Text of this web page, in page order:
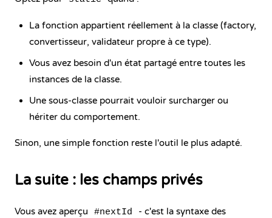
La fonction appartient réellement à la classe (factory,
convertisseur, validateur propre à ce type).
Vous avez besoin d'un état partagé entre toutes les
instances de la classe.
Une sous-classe pourrait vouloir surcharger ou
hériter du comportement.
Sinon, une simple fonction reste l'outil le plus adapté.
La suite : les champs privés
Vous avez aperçu #nextId
- c'est la syntaxe des